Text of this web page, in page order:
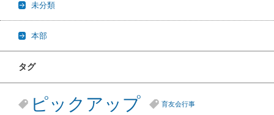
未分類
本部
タグ
ピックアップ 育友会行事